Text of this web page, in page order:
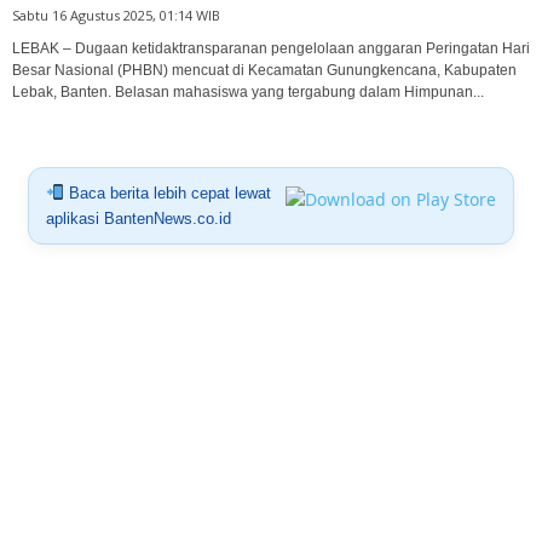
Sabtu 16 Agustus 2025, 01:14 WIB
LEBAK – Dugaan ketidaktransparanan pengelolaan anggaran Peringatan Hari
Besar Nasional (PHBN) mencuat di Kecamatan Gunungkencana, Kabupaten
Lebak, Banten. Belasan mahasiswa yang tergabung dalam Himpunan...
Baca berita lebih cepat lewat
aplikasi BantenNews.co.id